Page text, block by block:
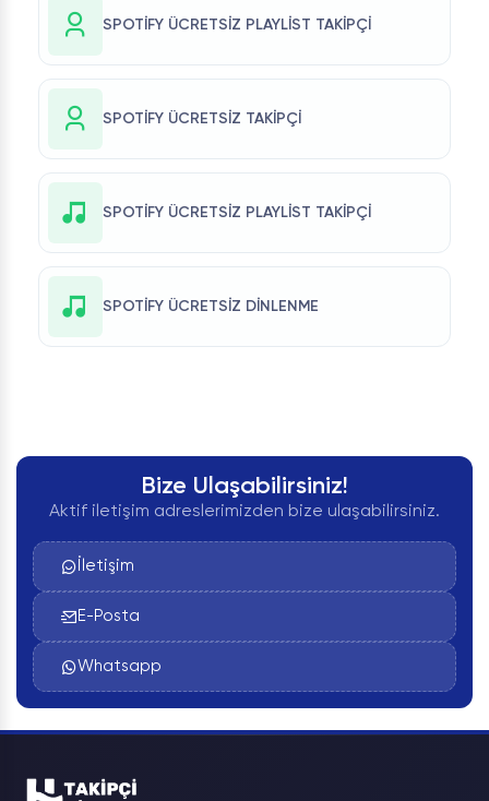
SPOTIFY ÜCRETSIZ PLAYLIST TAKIPÇI
SPOTIFY ÜCRETSIZ TAKIPÇI
SPOTIFY ÜCRETSIZ PLAYLIST TAKIPÇI
SPOTIFY ÜCRETSIZ DINLENME
Bize Ulaşabilirsiniz!
Aktif iletişim adreslerimizden bize ulaşabilirsiniz.
İletişim
E-Posta
Whatsapp